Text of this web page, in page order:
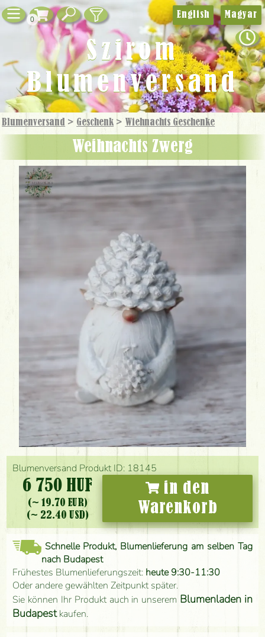
0
Blumenversand > Geschenk > Wiehnachts Geschenke
Weihnachts Zwerg
Blumenversand Produkt ID: 18145
6 750 HUF
(~ 19.70 EUR)
(~ 22.40 USD)
in den
Warenkorb
Schnelle Produkt, Blumenlieferung am selben Tag
nach Budapest
Frühestes Blumenlieferungszeit: heute 9:30-11:30
Oder andere gewählten Zeitpunkt später.
Sie können Ihr Produkt auch in unserem Blumenladen in
Budapestkaufen.
English Magyar
Szirom
Blumenversand